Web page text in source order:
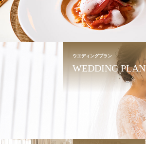
ウエディングプラン
WEDDING PLAN